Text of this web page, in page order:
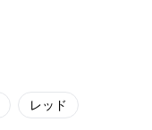
レッド